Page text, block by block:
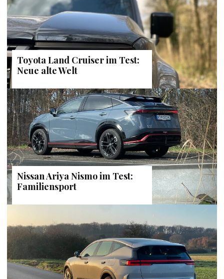
Toyota Land Cruiser im Test:
Neue alte Welt
Nissan Ariya Nismo im Test:
Familiensport